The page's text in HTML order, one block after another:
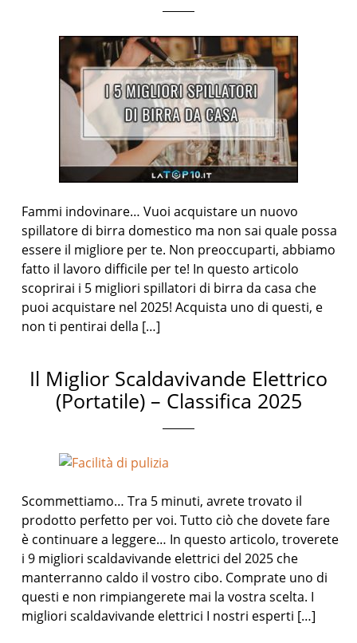
Fammi indovinare… Vuoi acquistare un nuovo
spillatore di birra domestico ma non sai quale possa
essere il migliore per te. Non preoccuparti, abbiamo
fatto il lavoro difficile per te! In questo articolo
scoprirai i 5 migliori spillatori di birra da casa che
puoi acquistare nel 2025! Acquista uno di questi, e
non ti pentirai della […]
Il Miglior Scaldavivande Elettrico
(Portatile) – Classifica 2025
Scommettiamo… Tra 5 minuti, avrete trovato il
prodotto perfetto per voi. Tutto ciò che dovete fare
è continuare a leggere… In questo articolo, troverete
i 9 migliori scaldavivande elettrici del 2025 che
manterranno caldo il vostro cibo. Comprate uno di
questi e non rimpiangerete mai la vostra scelta. I
migliori scaldavivande elettrici I nostri esperti […]